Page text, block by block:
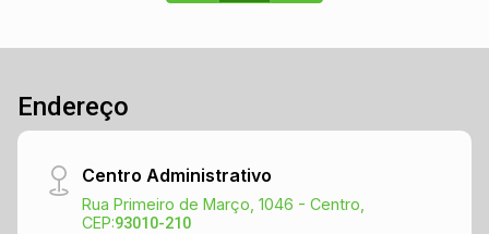
Endereço
Centro Administrativo
Rua Primeiro de Março, 1046 - Centro,
CEP:93010-210